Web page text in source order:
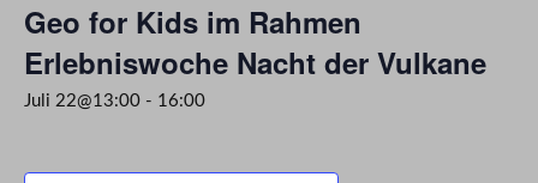
Geo for Kids im Rahmen
Erlebniswoche Nacht der Vulkane
Juli 22@13:00 - 16:00